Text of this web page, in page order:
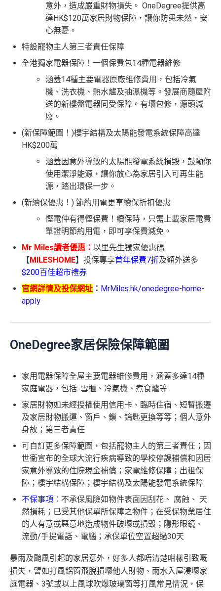
意外，造成嚴重財物損失。 OneDegree提供高
達HK$120萬家居財物保障，讓你防患未然，安
心無憂。
特設寵物主人第三者責任保障
全港獨家電器保障！一個保費包14種電器維修
涵蓋14種主要電器原廠維修費用，包括冷氣
機、洗衣機、熱水爐及抽濕機等。發展商隨屋附
送的新樓盤電器同受保障。有壞包修，源頭減
廢。
(新保障範圍！)樓宇結構及太陽能發電系統保障高達
HK$200萬
涵蓋因意外導致的太陽能發電系統損毀，鼓勵你
使用潔淨能源，讓你放心為家居引入可再生能
源，踏出環保一步。
(新續保優惠！) 節約用電更享續保折扣優惠
慳電仲有得慳保費！續保時，只需上載家居電費
單證明節約用電，即可享保費減免。
Mr Miles讀者優惠： 以里先生獨家優惠碼
【MILESHOME】投保專享首年保費7折及額外送多
$200百佳超市禮券
官網詳情及投保網址 ： MrMiles.hk/onedegree-home-
apply
OneDegree家居保險保障範圍
家用電器保障全屋主要電器維修費用，涵蓋多達14種
家庭電器，包括: 雪櫃、冷氣機、煮食爐等
家居財物如未經授權使用信用卡、臨時住宿、短暫搬遷
及家居財物搬運、窗戶、鎖、鑰匙更換等等；個人意外
身故；第三者責任
可自訂更多保障範圍，包括寵物主人的第三者責任；因
世衞宣布的全球大流行疾病導致的學校停課補償和因居
家意外導致的住院現金補償；家電維修保障；出租保
障；樓宇結構保障；樓宇結構及太陽能發電系統保障
不保事項 ：不承保風險如物件表面因刮花、 腐蝕、 天
然損耗；已受其他保單所保障之物件；在受保物業居住
的人有意或惡意地造成物件破壞或損毀；隱形眼鏡、
流動/手提電話、電腦；承保單位空置超過30天
暴雨及颱風引起的家居意外，好多人都唔清楚咁樣引致嘅
損失，譬如打風鋁窗飛脫損壞他人財物、雨水入屋浸壞家
庭電器、3號或以上風球吹爆玻璃窗等打風常見情況，保